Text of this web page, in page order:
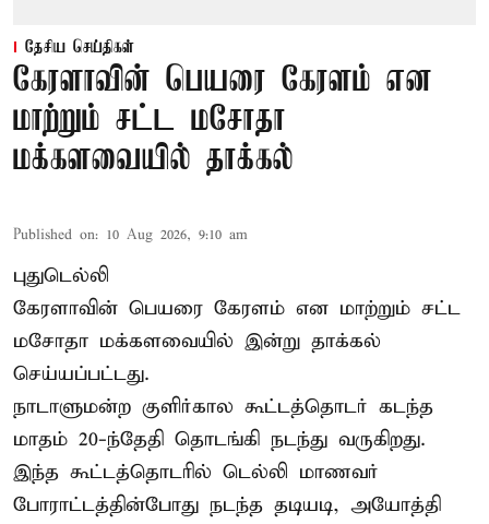
தேசிய செய்திகள்
கேரளாவின் பெயரை கேரளம் என
மாற்றும் சட்ட மசோதா
மக்களவையில் தாக்கல்
Published on: 10 Aug 2026, 9:10 am
புதுடெல்லி
கேரளாவின் பெயரை கேரளம் என மாற்றும் சட்ட
மசோதா மக்களவையில் இன்று தாக்கல்
செய்யப்பட்டது.
நாடாளுமன்ற குளிர்கால கூட்டத்தொடர் கடந்த
மாதம் 20-ந்தேதி தொடங்கி நடந்து வருகிறது.
இந்த கூட்டத்தொடரில் டெல்லி மாணவர்
போராட்டத்தின்போது நடந்த தடியடி, அயோத்தி